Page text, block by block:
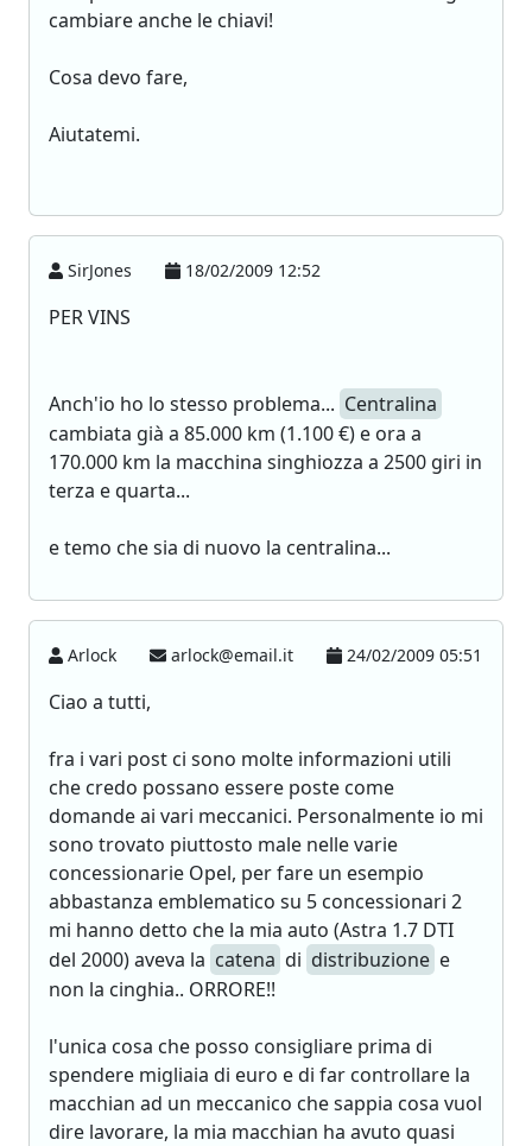
cambiare anche le chiavi!
Cosa devo fare,
Aiutatemi.
SirJones 18/02/2009 12:52
PER VINS
Anch'io ho lo stesso problema... Centralina
cambiata già a 85.000 km (1.100 €) e ora a
170.000 km la macchina singhiozza a 2500 giri in
terza e quarta...
e temo che sia di nuovo la centralina...
Arlock arlock@email.it 24/02/2009 05:51
Ciao a tutti,
fra i vari post ci sono molte informazioni utili
che credo possano essere poste come
domande ai vari meccanici. Personalmente io mi
sono trovato piuttosto male nelle varie
concessionarie Opel, per fare un esempio
abbastanza emblematico su 5 concessionari 2
mi hanno detto che la mia auto (Astra 1.7 DTI
del 2000) aveva la catena di distribuzione e
non la cinghia.. ORRORE!!
l'unica cosa che posso consigliare prima di
spendere migliaia di euro e di far controllare la
macchian ad un meccanico che sappia cosa vuol
dire lavorare, la mia macchian ha avuto quasi